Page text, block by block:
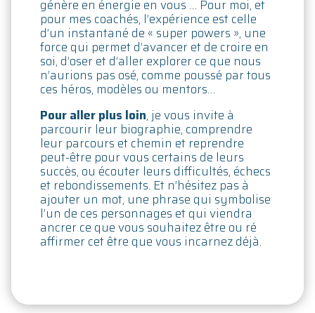
génère en énergie en vous … Pour moi, et
pour mes coachés, l’expérience est celle
d’un instantané de « super powers », une
force qui permet d’avancer et de croire en
soi, d’oser et d’aller explorer ce que nous
n’aurions pas osé, comme poussé par tous
ces héros, modèles ou mentors…
Pour aller plus loin, je vous invite à
parcourir leur biographie, comprendre
leur parcours et chemin et reprendre
peut-être pour vous certains de leurs
succès, ou écouter leurs difficultés, échecs
et rebondissements. Et n’hésitez pas à
ajouter un mot, une phrase qui symbolise
l’un de ces personnages et qui viendra
ancrer ce que vous souhaitez être ou ré
affirmer cet être que vous incarnez déjà.